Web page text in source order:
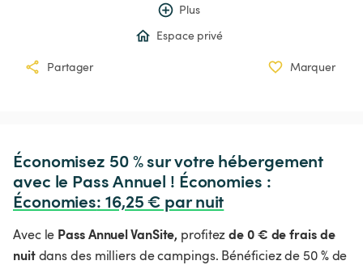
Plus
Espace privé
Partager Marquer
Économisez 50 % sur votre hébergement
avec le Pass Annuel ! Économies :
Économies: 16,25 € par nuit
Avec le Pass Annuel VanSite, profitezde 0 € de frais de
nuitdans des milliers de campings. Bénéficiez de 50 % de